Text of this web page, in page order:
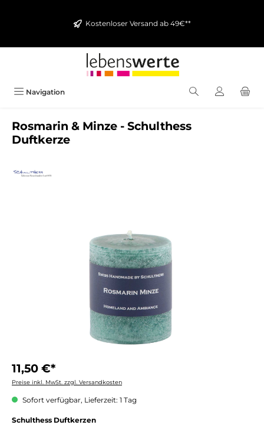
Kostenloser Versand ab 49€**
Navigation
Rosmarin & Minze - Schulthess
Duftkerze
11,50 €*
Preise inkl. MwSt. zzgl. Versandkosten
Sofort verfügbar, Lieferzeit: 1 Tag
Schulthess Duftkerzenauswählen